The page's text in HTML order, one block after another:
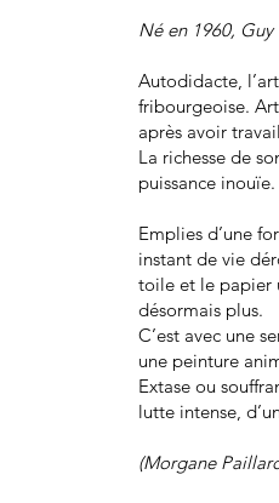
Né en 1960,
Autodidacte,
fribourgeoise.
après avoir
La richesse de
puissance inouïe.
Emplies d’une
instant de vie
toile et le papier
désormais plus.
C’est avec une
une peinture
Extase ou
lutte intense,
(Morgane